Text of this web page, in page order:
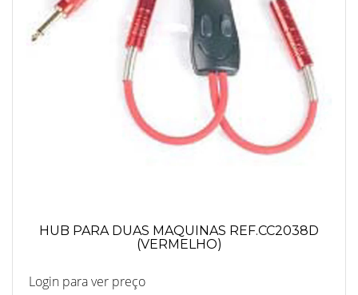
HUB PARA DUAS MAQUINAS REF.CC2038D
(VERMELHO)
Login para ver preço